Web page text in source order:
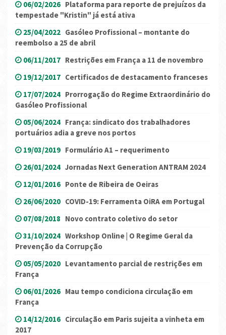
06/02/2026 Plataforma para reporte de prejuízos da
tempestade "Kristin" já está ativa
25/04/2022 Gasóleo Profissional – montante do
reembolso a 25 de abril
06/11/2017 Restrições em França a 11 de novembro
19/12/2017 Certificados de destacamento franceses
17/07/2024 Prorrogação do Regime Extraordinário do
Gasóleo Profissional
05/06/2024 França: sindicato dos trabalhadores
portuários adia a greve nos portos
19/03/2019 Formulário A1 – requerimento
26/01/2024 Jornadas Next Generation ANTRAM 2024
12/01/2016 Ponte de Ribeira de Oeiras
26/06/2020 COVID-19: Ferramenta OiRA em Portugal
07/08/2018 Novo contrato coletivo do setor
31/10/2024 Workshop Online | O Regime Geral da
Prevenção da Corrupção
05/05/2020 Levantamento parcial de restrições em
França
06/01/2026 Mau tempo condiciona circulação em
França
14/12/2016 Circulação em Paris sujeita a vinheta em
2017